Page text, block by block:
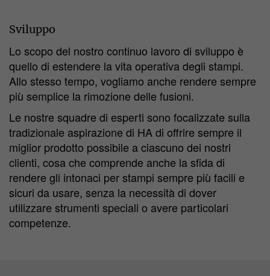
Sviluppo
Lo scopo del nostro continuo lavoro di sviluppo è
quello di estendere la vita operativa degli stampi.
Allo stesso tempo, vogliamo anche rendere sempre
più semplice la rimozione delle fusioni.
Le nostre squadre di esperti sono focalizzate sulla
tradizionale aspirazione di HA di offrire sempre il
miglior prodotto possibile a ciascuno dei nostri
clienti, cosa che comprende anche la sfida di
rendere gli intonaci per stampi sempre più facili e
sicuri da usare, senza la necessità di dover
utilizzare strumenti speciali o avere particolari
competenze.